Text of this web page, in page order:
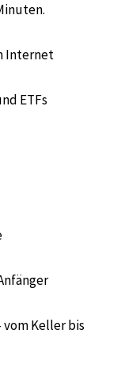
Internet
ETFs
vom Keller bis